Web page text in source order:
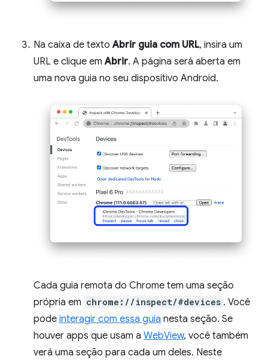
Na caixa de textoAbrir guia com URL, insira um
URL e clique emAbrir. A página será aberta em
uma nova guia no seu dispositivo Android.
Cada guia remota do Chrome tem uma seção
própria em chrome://inspect/#devices . Você
pode interagir com essa guia nesta seção. Se
houver apps que usam a WebView, você também
verá uma seção para cada um deles. Neste